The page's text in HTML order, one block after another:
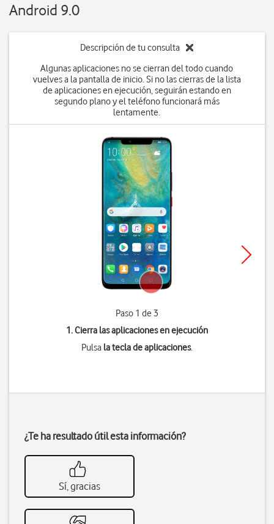
Android 9.0
Descripción de tu consulta
Algunas aplicaciones no se cierran del todo cuando
vuelves a la pantalla de inicio. Si no las cierras de la lista
de aplicaciones en ejecución, seguirán estando en
segundo plano y el teléfono funcionará más
lentamente.
Paso 1 de 3
1. Cierra las aplicaciones en ejecución
Pulsa la tecla de aplicaciones.
¿Te ha resultado útil esta información?
Sí, gracias